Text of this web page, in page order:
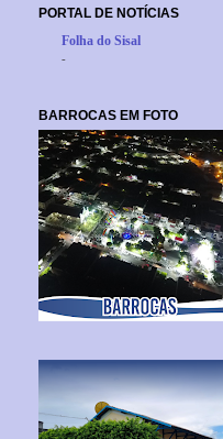
PORTAL DE NOTÍCIAS
Folha do Sisal
-
BARROCAS EM FOTO